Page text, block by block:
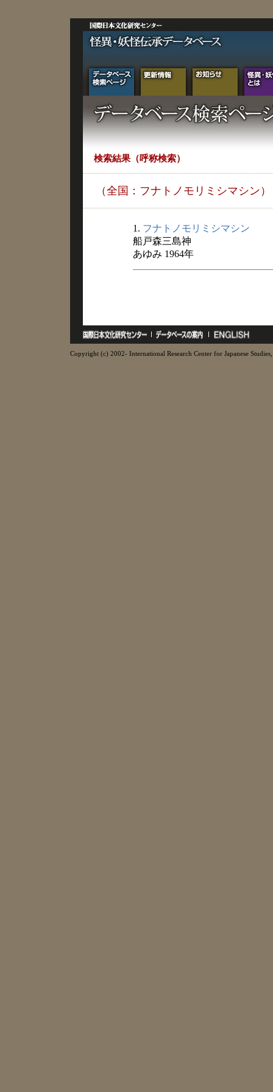
検索結果（呼称検索）
（全国：フナトノモリミシマシン）
1. フナトノモリミシマシン
船戸森三島神
あゆみ 1964年
Copyright (c) 2002- International Research Center for Japanese